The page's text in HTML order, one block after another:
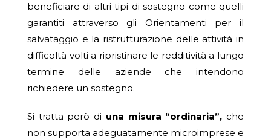
beneficiare di altri tipi di sostegno come quelli
garantiti attraverso gli Orientamenti per il
salvataggio e la ristrutturazione delle attività in
difficoltà volti a ripristinare le redditività a lungo
termine delle aziende che intendono
richiedere un sostegno.
Si tratta però di una misura “ordinaria”, che
non supporta adeguatamente microimprese e